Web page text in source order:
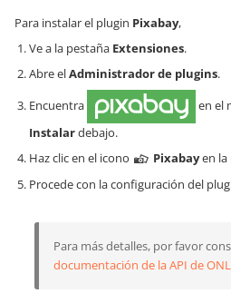
Para instalar el plugin Pixabay,
Ve a la pestaña Extensiones.
Abre elAdministrador de plugins.
Encuentra
en el
Instalardebajo.
Haz clic en el icono
Pixabayen la
Procede con la configuración del
Para más detalles, por favor
documentación de la API de